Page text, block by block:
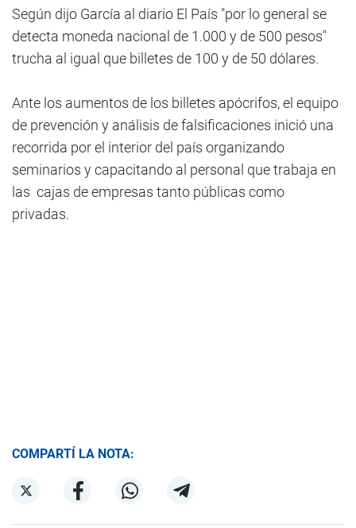
Según dijo García al diario El País "por lo general se
detecta moneda nacional de 1.000 y de 500 pesos"
trucha al igual que billetes de 100 y de 50 dólares.
Ante los aumentos de los billetes apócrifos, el equipo
de prevención y análisis de falsificaciones inició una
recorrida por el interior del país organizando
seminarios y capacitando al personal que trabaja en
las cajas de empresas tanto públicas como
privadas.
COMPARTÍ LA NOTA: